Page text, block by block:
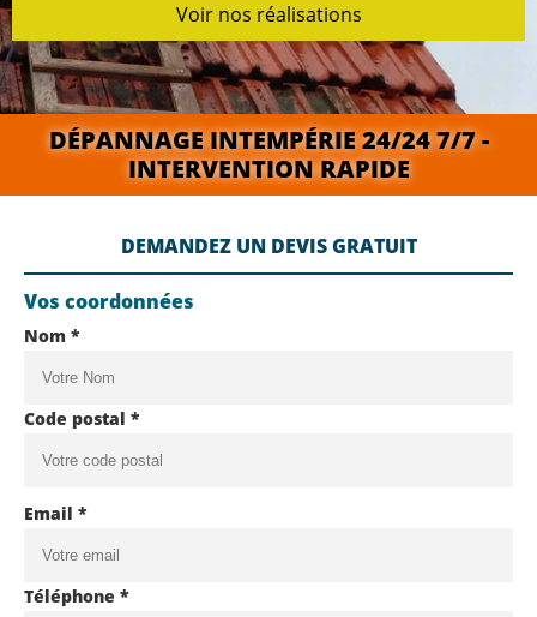
Voir nos réalisations
DÉPANNAGE INTEMPÉRIE 24/24 7/7 -
INTERVENTION RAPIDE
DEMANDEZ UN DEVIS GRATUIT
Vos coordonnées
Nom *
Code postal *
Email *
Téléphone *